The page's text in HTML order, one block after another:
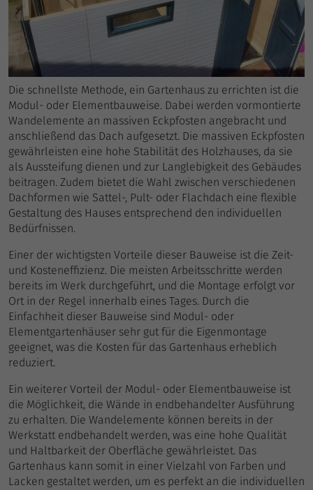
Die schnellste Methode, ein Gartenhaus zu errichten ist die
Modul- oder Elementbauweise. Dabei werden vormontierte
Wandelemente an massiven Eckpfosten angebracht und
anschließend das Dach aufgesetzt. Die massiven Eckpfosten
gewährleisten eine hohe Stabilität des Holzhauses, da sie
als Aussteifung dienen und zur Langlebigkeit des Gebäudes
beitragen. Zudem bietet die Wahl zwischen verschiedenen
Dachformen wie Sattel-, Pult- oder Flachdach eine flexible
Gestaltung des Hauses entsprechend den individuellen
Bedürfnissen.
Einer der wichtigsten Vorteile dieser Bauweise ist die Zeit-
und Kosteneffizienz. Die meisten Arbeitsschritte werden
bereits im Werk durchgeführt, und die Montage erfolgt vor
Ort in der Regel innerhalb eines Tages. Durch die
Einfachheit dieser Bauweise sind Modul- oder
Elementgartenhäuser sehr gut für die Eigenmontage
geeignet, was die Kosten für das Gartenhaus erheblich
reduziert.
Ein weiterer Vorteil der Modul- oder Elementbauweise ist
die Möglichkeit, die Wände in endbehandelter Ausführung
zu erhalten. Die Wandelemente können bereits in der
Werkstatt endbehandelt werden, was eine hohe Qualität
und Haltbarkeit der Oberfläche gewährleistet. Das
Gartenhaus kann somit in einer Vielzahl von Farben und
Lacken gestaltet werden, um es perfekt an die individuellen